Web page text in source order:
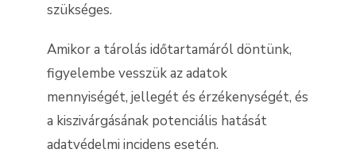
szükséges.
Amikor a tárolás időtartamáról döntünk,
figyelembe vesszük az adatok
mennyiségét, jellegét és érzékenységét, és
a kiszivárgásának potenciális hatását
adatvédelmi incidens esetén.